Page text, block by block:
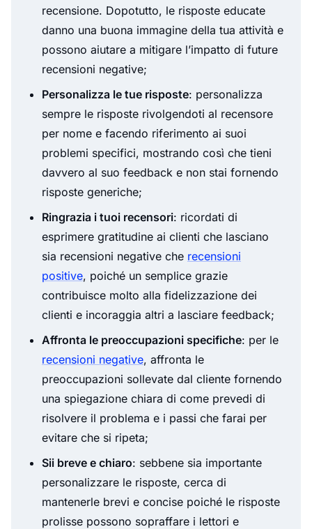
recensione. Dopotutto, le risposte educate
danno una buona immagine della tua attività e
possono aiutare a mitigare l’impatto di future
recensioni negative;
Personalizza le tue risposte: personalizza
sempre le risposte rivolgendoti al recensore
per nome e facendo riferimento ai suoi
problemi specifici, mostrando così che tieni
davvero al suo feedback e non stai fornendo
risposte generiche;
Ringrazia i tuoi recensori: ricordati di
esprimere gratitudine ai clienti che lasciano
sia recensioni negative che recensioni
positive, poiché un semplice grazie
contribuisce molto alla fidelizzazione dei
clienti e incoraggia altri a lasciare feedback;
Affronta le preoccupazioni specifiche: per le
recensioni negative, affronta le
preoccupazioni sollevate dal cliente fornendo
una spiegazione chiara di come prevedi di
risolvere il problema e i passi che farai per
evitare che si ripeta;
Sii breve e chiaro: sebbene sia importante
personalizzare le risposte, cerca di
mantenerle brevi e concise poiché le risposte
prolisse possono sopraffare i lettori e